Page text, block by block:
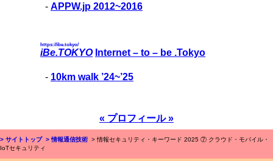
- APPW.jp 2012~2016
iBe.TOKYO
https://ibe.tokyo/
Internet – to – be .Tokyo
- 10km walk ’24~’25
« プロフィール »
> サイトトップ > 情報通信技術 > 情報セキュリティ・キーワード 2025 ⑦ クラウド・モバイル・
IoTセキュリティ